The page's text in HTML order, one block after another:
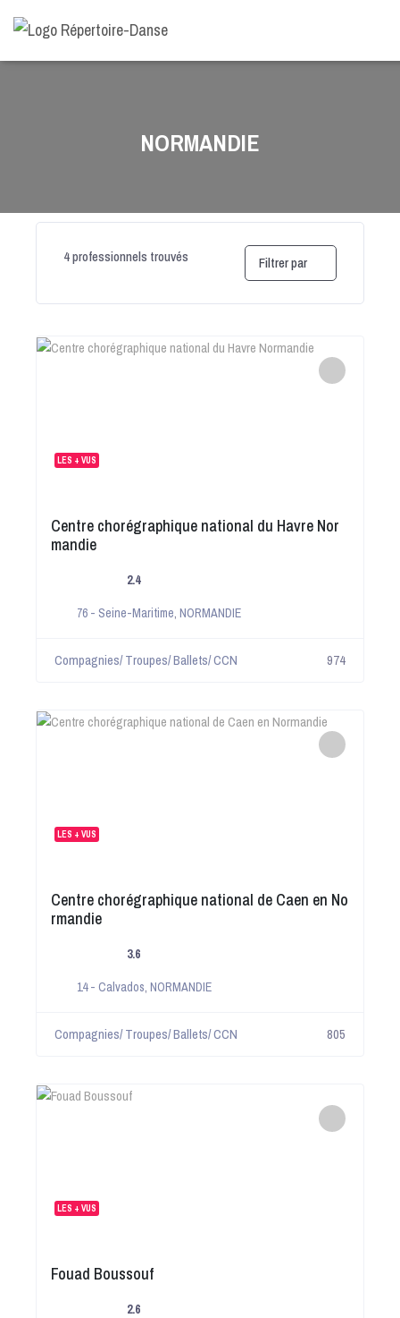
NORMANDIE
4professionnels trouvés Filtrer par
LES + VUS
Centre chorégraphique national du Havre Nor
mandie
2.4
76 - Seine-Maritime, NORMANDIE
Compagnies/ Troupes/ Ballets/ CCN 974
LES + VUS
Centre chorégraphique national de Caen en No
rmandie
3.6
14 - Calvados, NORMANDIE
Compagnies/ Troupes/ Ballets/ CCN 805
LES + VUS
Fouad Boussouf
2.6